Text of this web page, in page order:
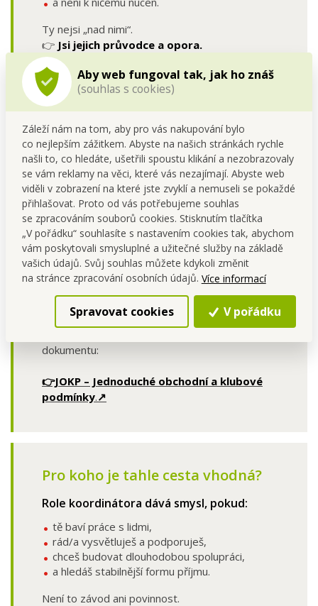
Aby web fungoval tak, jak ho znáš
(souhlas s cookies)
Záleží nám na tom, aby pro vás nakupování bylo
co nejlepším zážitkem. Abyste na našich stránkách rychle
našli to, co hledáte, ušetřili spoustu klikání a nezobrazovaly
se vám reklamy na věci, které vás nezajímají. Abyste web
viděli v zobrazení na které jste zvyklí a nemuseli se pokaždé
přihlašovat. Proto od vás potřebujeme souhlas
se zpracováním souborů cookies. Stisknutím tlačítka
„V pořádku“ souhlasíte s nastavením cookies tak, abychom
vám poskytovali smysluplné a užitečné služby na základě
vašich údajů. Svůj souhlas můžete kdykoli změnit
na stránce zpracování osobních údajů. Více informací
Spravovat cookies V pořádku
Ty nejsi „nad nimi“.
👉 Jsi jejich průvodce a opora.
Provize - férově a přehledně
Odměna koordinátora vychází:
z reálných objednávek lidí v jeho týmu,
z jasně daných pravidel,
bez bodů, bez povinných kvót a bez složitých
schémat.
Provize se počítají:
do více úrovní v síti,
dlouhodobě,
bez krácení kvůli neaktivitě jiných.
dokumentu:
👉JOKP – Jednoduché obchodní a klubové
podmínky.↗️
Pro koho je tahle cesta vhodná?
Role koordinátora dává smysl, pokud:
tě baví práce s lidmi,
rád/a vysvětluješ a podporuješ,
chceš budovat dlouhodobou spolupráci,
a hledáš stabilnější formu příjmu.
Není to závod ani povinnost.